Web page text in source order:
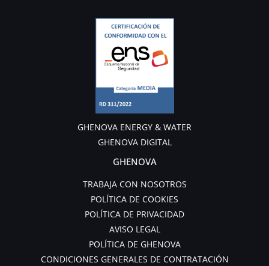
GHENOVA ENERGY & WATER
GHENOVA DIGITAL
GHENOVA
TRABAJA CON NOSOTROS
POLÍTICA DE COOKIES
POLÍTICA DE PRIVACIDAD
AVISO LEGAL
POLÍTICA DE GHENOVA
CONDICIONES GENERALES DE CONTRATACIÓN